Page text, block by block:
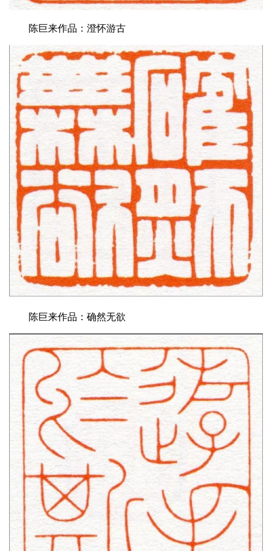
陈巨来作品：澄怀游古
陈巨来作品：确然无欲